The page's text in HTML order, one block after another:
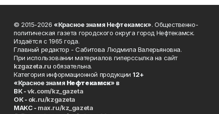
© 2015-2026 «Красное знамя Нефтекамск». Общественно-
политическая газета городского округа город Нефтекамск.
Издаётся с 1965 года.
Главный редактор - Сабитова Людмила Валерьяновна.
При использовании материалов гиперссылка на сайт
kzgazeta.ru обязательна.
Категория информационной продукции 12+
«Красное знамя Нефтекамск» в
ВК -vk.com/kz_gazeta
ОК - ok.ru/kzgazeta
MAKC - max.ru/kz_gazeta